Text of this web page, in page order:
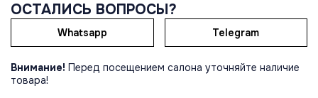
ОСТАЛИСЬ ВОПРОСЫ?
Whatsapp Telegram
Внимание! Перед посещением салона уточняйте наличие
товара!